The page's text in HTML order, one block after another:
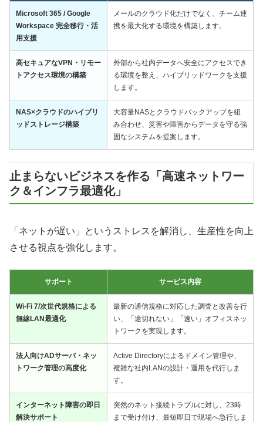
Microsoft 365 / Google
Workspace 完全移行・活
用支援
メールのクラウド化だけでなく、チーム連
携を最大化する環境を構築します。
高セキュアなVPN・リモー
トアクセス環境の構築
外部から社内データへ安全にアクセスでき
る環境を整え、ハイブリッドワークを支援
します。
NAS×クラウドのハイブリ
ッドストレージ構築
大容量NASとクラウドバックアップを組
み合わせ、災害や障害からデータを守る強
固なシステムを提案します。
止まらないビジネスを作る「高速ネットワー
ク＆インフラ最適化」
「ネットが遅い」というストレスを解消し、生産性を向上
させる視点を強化します。
サポート サービス内容
Wi-Fi 7/次世代規格による
無線LAN最適化
最新の通信規格に対応した調査と改善を行
い、「途切れない」「速い」オフィスネッ
トワークを実現します。
法人向けADサーバ・ネッ
トワーク管理の高度化
Active Directoryによるドメイン管理や、
複雑な社内LANの設計・運用を代行しま
す。
インターネット障害の即日
解決サポート
突然のネット接続トラブルに対し、23時
まで受け付け、最短即日で現場へ急行しま